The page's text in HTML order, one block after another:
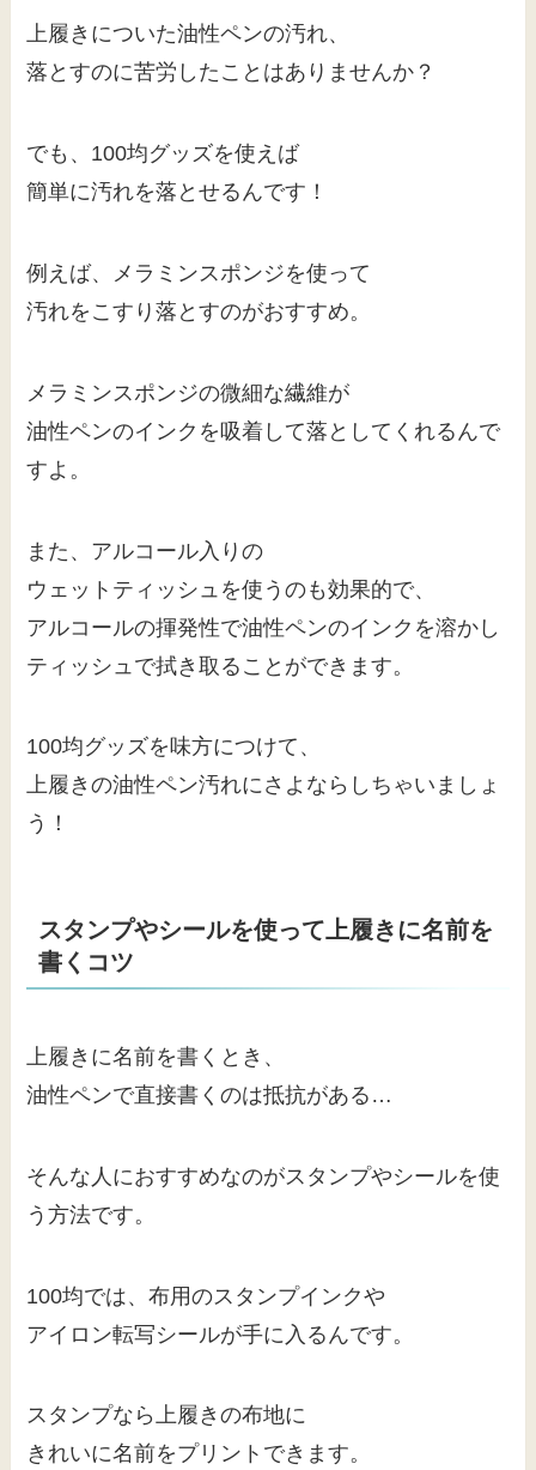
上履きについた油性ペンの汚れ、
落とすのに苦労したことはありませんか？
でも、100均グッズを使えば
簡単に汚れを落とせるんです！
例えば、メラミンスポンジを使って
汚れをこすり落とすのがおすすめ。
メラミンスポンジの微細な繊維が
油性ペンのインクを吸着して落としてくれるんで
すよ。
また、アルコール入りの
ウェットティッシュを使うのも効果的で、
アルコールの揮発性で油性ペンのインクを溶かし
ティッシュで拭き取ることができます。
100均グッズを味方につけて、
上履きの油性ペン汚れにさよならしちゃいましょ
う！
スタンプやシールを使って上履きに名前を
書くコツ
上履きに名前を書くとき、
油性ペンで直接書くのは抵抗がある…
そんな人におすすめなのがスタンプやシールを使
う方法です。
100均では、布用のスタンプインクや
アイロン転写シールが手に入るんです。
スタンプなら上履きの布地に
きれいに名前をプリントできます。